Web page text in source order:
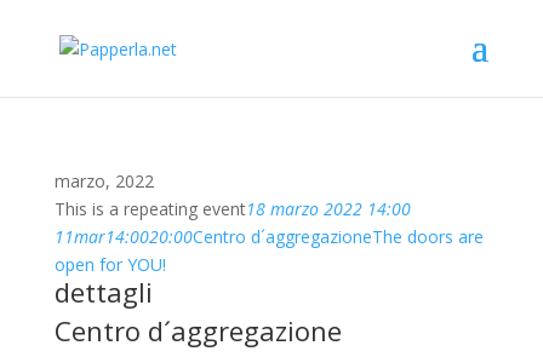
marzo, 2022
This is a repeating event18 marzo 2022 14:00
11mar14:0020:00Centro d´aggregazioneThe doors are
open for YOU!
dettagli
Centro d´aggregazione